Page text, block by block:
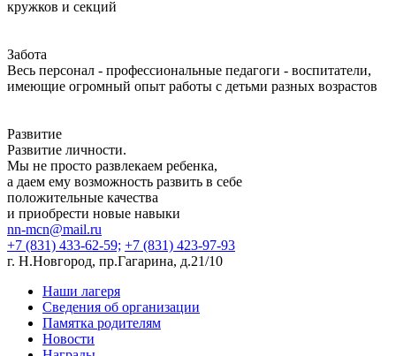
кружков и секций
Забота
Весь персонал - профессиональные педагоги - воспитатели,
имеющие огромный опыт работы с детьми разных возрастов
Развитие
Развитие личности.
Мы не просто развлекаем ребенка,
а даем ему возможность развить в себе
положительные качества
и приобрести новые навыки
nn-mcn@mail.ru
+7 (831) 433-62-59; +7 (831) 423-97-93
г. Н.Новгород, пр.Гагарина, д.21/10
Наши лагеря
Сведения об организации
Памятка родителям
Новости